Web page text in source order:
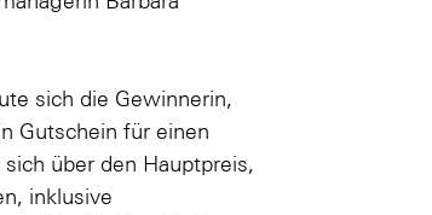
sich die Gewinnerin,
Gutschein für einen
über den Hauptpreis,
inklusive